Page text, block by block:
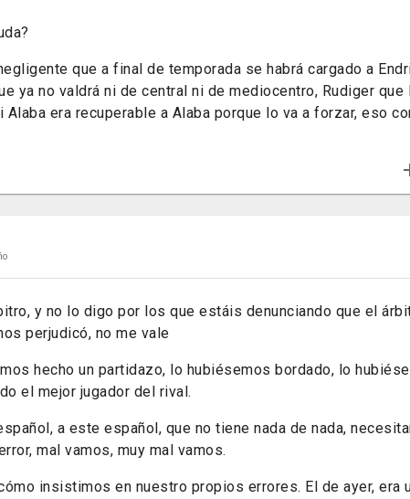
que a final de temporada se habrá cargado a
ya no valdrá ni de central ni de mediocentro, Rudiger que
era recuperable a Alaba porque lo va a forzar, eso
y no lo digo por los que estáis denunciando que el
perjudicó, no me vale
hecho un partidazo, lo hubiésemos bordado, lo
el mejor jugador del rival.
a este español, que no tiene nada de nada,
mal vamos, muy mal vamos.
insistimos en nuestro propios errores. El de ayer, era